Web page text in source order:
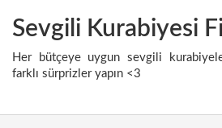
Sevgili Kurabiyesi
Her bütçeye uygun sevgili
farklı sürprizler yapın <3